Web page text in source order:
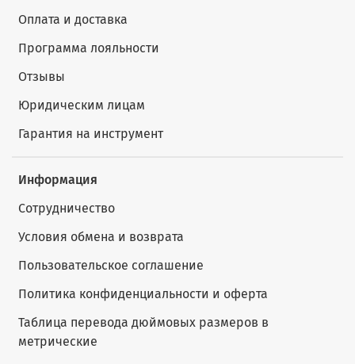
Оплата и доставка
Программа лояльности
Отзывы
Юридическим лицам
Гарантия на инструмент
Информация
Сотрудничество
Условия обмена и возврата
Пользовательское соглашение
Политика конфиденциальности и оферта
Таблица перевода дюймовых размеров в
метрические